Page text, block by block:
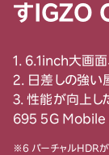
すIGZO
1. 6.1inch大画
2. 日差しの強い
3. 性能が向上
695 5G
※6 バーチャルHDRが